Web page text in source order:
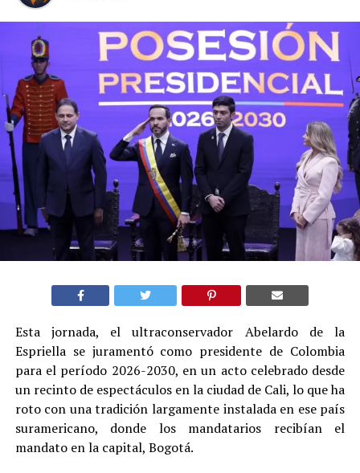
Esta jornada, el ultraconservador Abelardo de la
Espriella se juramentó como presidente de Colombia
para el período 2026-2030, en un acto celebrado desde
un recinto de espectáculos en la ciudad de Cali, lo que ha
roto con una tradición largamente instalada en ese país
suramericano, donde los mandatarios recibían el
mandato en la capital, Bogotá.